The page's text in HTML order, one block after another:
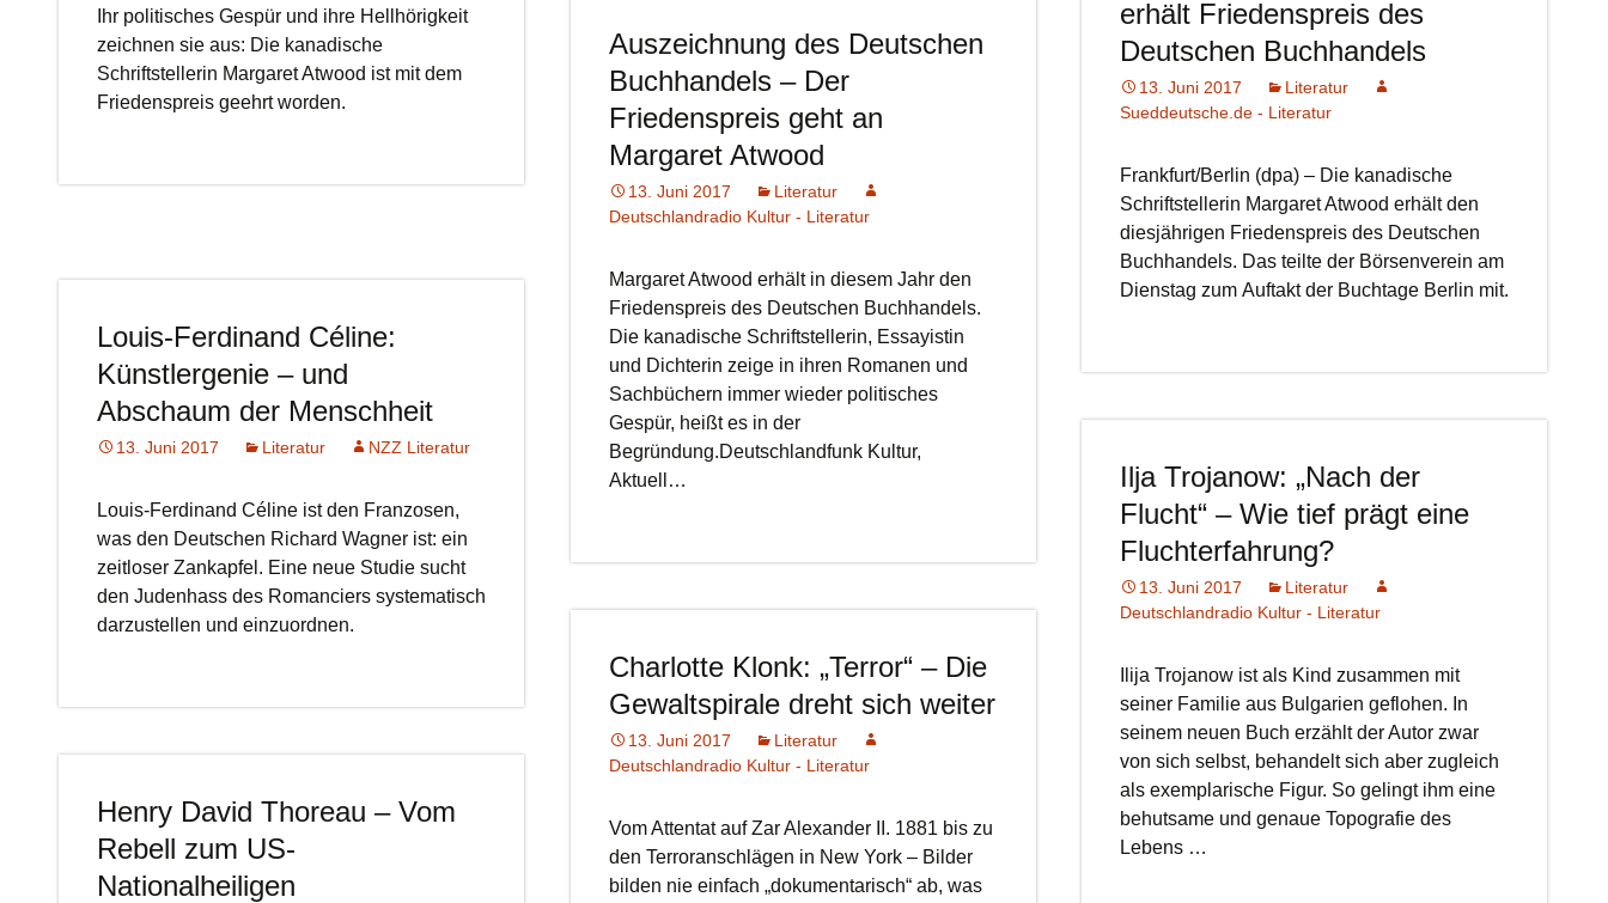
Ihr politisches Gespür und ihre Hellhörigkeit
zeichnen sie aus: Die kanadische
Schriftstellerin Margaret Atwood ist mit dem
Friedenspreis geehrt worden.
erhält Friedenspreis des
Deutschen Buchhandels
13. Juni 2017
Literatur
Sueddeutsche.de - Literatur
Frankfurt/Berlin (dpa) – Die kanadische
Schriftstellerin Margaret Atwood erhält den
diesjährigen Friedenspreis des Deutschen
Buchhandels. Das teilte der Börsenverein am
Dienstag zum Auftakt der Buchtage Berlin mit.
Auszeichnung des Deutschen
Buchhandels – Der
Friedenspreis geht an
Margaret Atwood
13. Juni 2017
Literatur
Deutschlandradio Kultur - Literatur
Margaret Atwood erhält in diesem Jahr den
Friedenspreis des Deutschen Buchhandels.
Die kanadische Schriftstellerin, Essayistin
und Dichterin zeige in ihren Romanen und
Sachbüchern immer wieder politisches
Gespür, heißt es in der
Begründung.Deutschlandfunk Kultur,
Aktuell…
Louis-Ferdinand Céline:
Künstlergenie – und
Abschaum der Menschheit
13. Juni 2017 Literatur NZZ Literatur
Louis-Ferdinand Céline ist den Franzosen,
was den Deutschen Richard Wagner ist: ein
zeitloser Zankapfel. Eine neue Studie sucht
den Judenhass des Romanciers systematisch
darzustellen und einzuordnen.
Ilja Trojanow: „Nach der
Flucht“ – Wie tief prägt eine
Fluchterfahrung?
13. Juni 2017
Literatur
Deutschlandradio Kultur - Literatur
Ilija Trojanow ist als Kind zusammen mit
seiner Familie aus Bulgarien geflohen. In
seinem neuen Buch erzählt der Autor zwar
von sich selbst, behandelt sich aber zugleich
als exemplarische Figur. So gelingt ihm eine
behutsame und genaue Topografie des
Lebens …
Charlotte Klonk: „Terror“ – Die
Gewaltspirale dreht sich weiter
13. Juni 2017
Literatur
Deutschlandradio Kultur - Literatur
Vom Attentat auf Zar Alexander II. 1881 bis zu
den Terroranschlägen in New York – Bilder
bilden nie einfach „dokumentarisch“ ab, was
Henry David Thoreau – Vom
Rebell zum US-
Nationalheiligen